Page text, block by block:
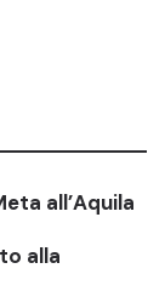
all’Aquila
alla